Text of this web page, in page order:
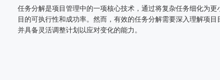
任务分解是项目管理中的一项核心技术，通过将复杂任务细化为
目的可执行性和成功率。然而，有效的任务分解需要深入理解项
并具备灵活调整计划以应对变化的能力。